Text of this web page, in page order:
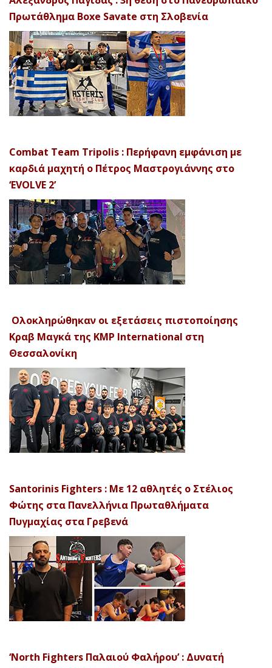
Πρωτάθλημα Boxe Savate στη Σλοβενία
Combat Team Tripolis : Περήφανη εμφάνιση με
καρδιά μαχητή ο Πέτρος Μαστρογιάννης στο
‘EVOLVE 2’
Ολοκληρώθηκαν οι εξετάσεις πιστοποίησης
Κραβ Μαγκά της KMP International στη
Θεσσαλονίκη
Santorinis Fighters : Με 12 αθλητές ο Στέλιος
Φώτης στα Πανελλήνια Πρωταθλήματα
Πυγμαχίας στα Γρεβενά
‘North Fighters Παλαιού Φαλήρου’ : Δυνατή